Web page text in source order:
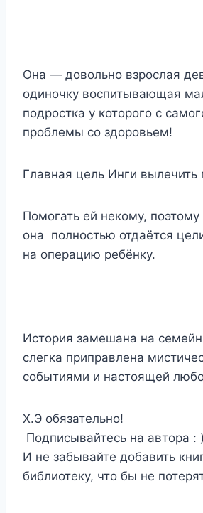
Она — довольно взрослая
одиночку воспитывающая
подростка у которого с
проблемы со здоровьем!
Главная цель Инги вылечить
Помогать ей некому,
она полностью отдаётся
на операцию ребёнку.
История замешана на
слегка приправлена
событиями и настоящей
Х.Э обязательно!
Подписывайтесь на автора : )
И не забывайте добавить
библиотеку, что бы не